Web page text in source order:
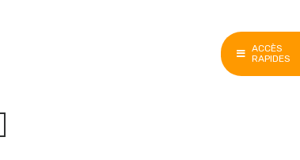
ACCÈS
RAPIDES